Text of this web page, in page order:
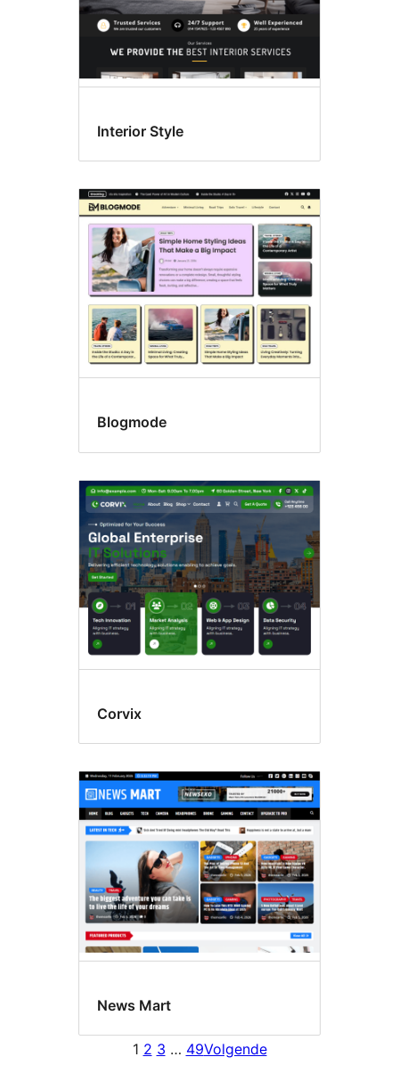
Interior Style
Blogmode
Corvix
News Mart
1 2 3 … 49Volgende